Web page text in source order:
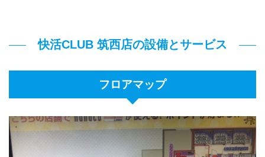
快活CLUB 筑西店の設備とサービス
フロアマップ